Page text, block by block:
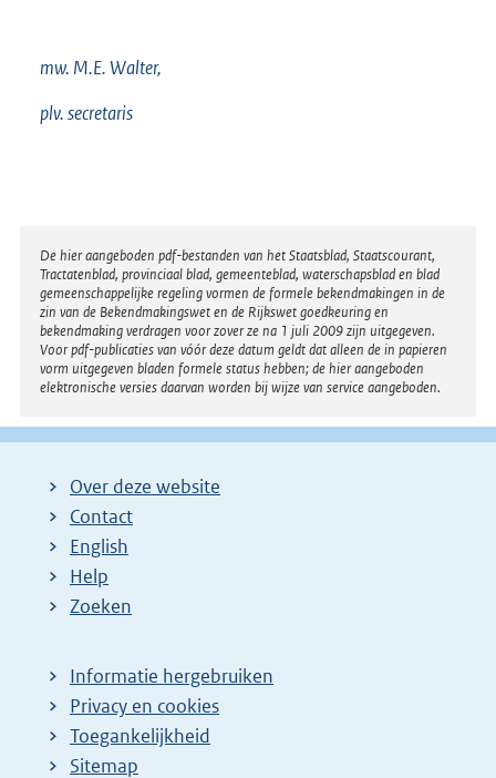
mw. M.E. Walter,
plv. secretaris
Disclaimer
De hier aangeboden pdf-bestanden van het Staatsblad, Staatscourant,
Tractatenblad, provinciaal blad, gemeenteblad, waterschapsblad en blad
gemeenschappelijke regeling vormen de formele bekendmakingen in de
zin van de Bekendmakingswet en de Rijkswet goedkeuring en
bekendmaking verdragen voor zover ze na 1 juli 2009 zijn uitgegeven.
Voor pdf-publicaties van vóór deze datum geldt dat alleen de in papieren
vorm uitgegeven bladen formele status hebben; de hier aangeboden
elektronische versies daarvan worden bij wijze van service aangeboden.
Over deze website
Contact
English
Help
Zoeken
Informatie hergebruiken
Privacy en cookies
Toegankelijkheid
Sitemap